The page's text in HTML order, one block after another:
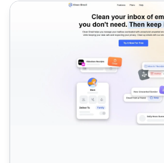
Programme d'affiliation Clean Email